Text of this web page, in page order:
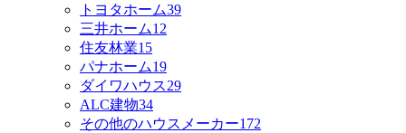
トヨタホーム39
三井ホーム12
住友林業15
パナホーム19
ダイワハウス29
ALC建物34
その他のハウスメーカー172